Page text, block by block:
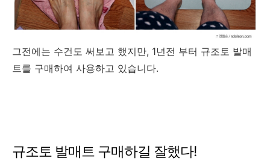
그전에는 수건도 써보고 했지만, 1년전 부터 규조토 발매
트를 구매하여 사용하고 있습니다.
규조토 발매트 구매하길 잘했다!